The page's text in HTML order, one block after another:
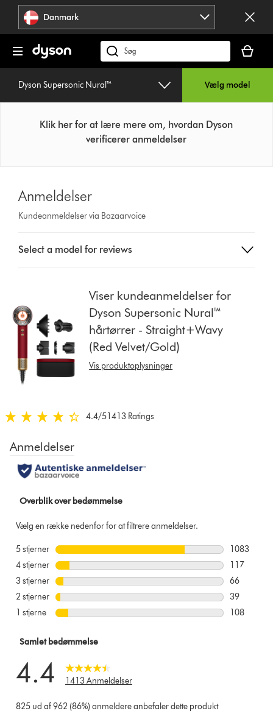
Spring
navigation
Danmark
Søg
på
dyson.dk
er
tom
Dyson Supersonic Nural™
Vælg model
Klik her for at lære mere om, hvordan Dyson
verificerer anmeldelser
Anmeldelser
Kundeanmeldelser via Bazaarvoice
a
list
to
show
reviews
for
that
model
Select a model for reviews
Viser kundeanmeldelser for
Dyson Supersonic Nural™
hårtørrer - Straight+Wavy
(Red Velvet/Gold)
Vis produktoplysninger
4.4
af
Ratings
4.4/51413 Ratings